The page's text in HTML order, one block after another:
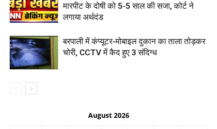
मारपीट के दोषी को 5-5 साल की सजा, कोर्ट ने
लगाया अर्थदंड
बरपाली में कंप्यूटर-मोबाइल दुकान का ताला तोड़कर
चोरी, CCTV में कैद हुए 3 संदिग्ध
August 2026